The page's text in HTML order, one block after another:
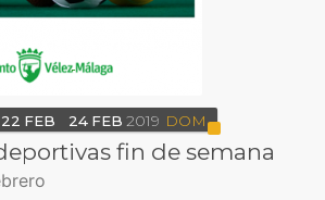
22 FEB 24 FEB 2019 DOM
fin de semana